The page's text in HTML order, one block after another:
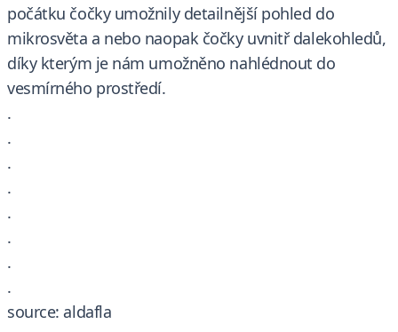
počátku čočky umožnily detailnější pohled do
mikrosvěta a nebo naopak čočky uvnitř dalekohledů,
díky kterým je nám umožněno nahlédnout do
vesmírného prostředí.
.
.
.
.
.
.
.
.
source: aldafla